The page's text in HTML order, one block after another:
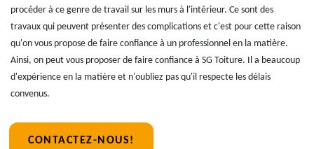
procéder à ce genre de travail sur les murs à l'intérieur. Ce sont des
travaux qui peuvent présenter des complications et c'est pour cette raison
qu'on vous propose de faire confiance à un professionnel en la matière.
Ainsi, on peut vous proposer de faire confiance à SG Toiture. Il a beaucoup
d'expérience en la matière et n'oubliez pas qu'il respecte les délais
convenus.
CONTACTEZ-NOUS!